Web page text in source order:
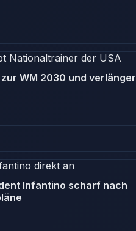
WM 2030 und
Infantino scharf nach